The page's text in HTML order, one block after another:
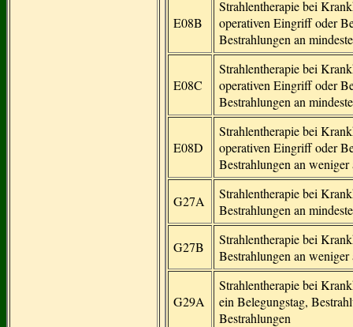
E08B
Strahlentherapie bei
operativen Eingriff oder
Bestrahlungen an
E08C
Strahlentherapie bei
operativen Eingriff oder
Bestrahlungen an
E08D
Strahlentherapie bei
operativen Eingriff oder
Bestrahlungen an
G27A
Strahlentherapie bei
Bestrahlungen an
G27B
Strahlentherapie bei
Bestrahlungen an
G29A
Strahlentherapie bei
ein Belegungstag,
Bestrahlungen